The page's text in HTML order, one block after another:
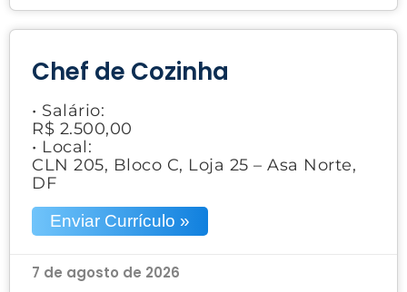
Chef de Cozinha
• Salário:
R$ 2.500,00
• Local:
CLN 205, Bloco C, Loja 25 – Asa Norte,
DF
Enviar Currículo »
7 de agosto de 2026